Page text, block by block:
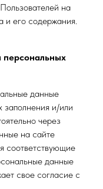
на
и его содержания.
персональных
данные
заполнения и/или
через
на сайте
соответствующие
данные
свое согласие с